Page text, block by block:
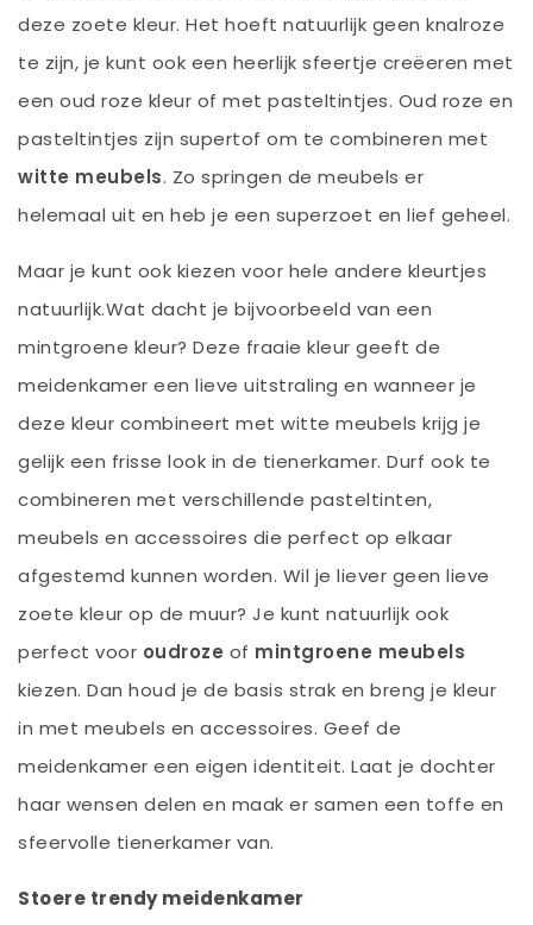
deze zoete kleur. Het hoeft natuurlijk geen knalroze
te zijn, je kunt ook een heerlijk sfeertje creëeren met
een oud roze kleur of met pasteltintjes. Oud roze en
pasteltintjes zijn supertof om te combineren met
witte meubels. Zo springen de meubels er
helemaal uit en heb je een superzoet en lief geheel.
Maar je kunt ook kiezen voor hele andere kleurtjes
natuurlijk.Wat dacht je bijvoorbeeld van een
mintgroene kleur? Deze fraaie kleur geeft de
meidenkamer een lieve uitstraling en wanneer je
deze kleur combineert met witte meubels krijg je
gelijk een frisse look in de tienerkamer. Durf ook te
combineren met verschillende pasteltinten,
meubels en accessoires die perfect op elkaar
afgestemd kunnen worden. Wil je liever geen lieve
zoete kleur op de muur? Je kunt natuurlijk ook
perfect voor oudroze of mintgroene meubels
kiezen. Dan houd je de basis strak en breng je kleur
in met meubels en accessoires. Geef de
meidenkamer een eigen identiteit. Laat je dochter
haar wensen delen en maak er samen een toffe en
sfeervolle tienerkamer van.
Stoere trendy meidenkamer